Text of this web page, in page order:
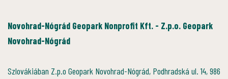
Novohrad-Nógrád Geopark Nonprofit Kft. - Z.p.o. Geopark
Novohrad-Nógrád
Szlovákiában Z.p.o Geopark Novohrad-Nógrád, Podhradská ul. 14, 986